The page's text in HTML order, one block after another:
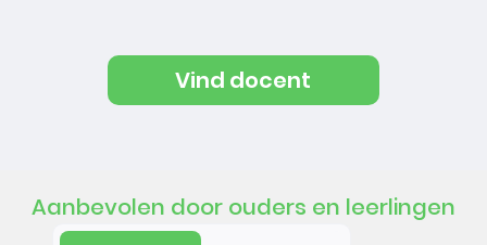
Vind docent
Aanbevolen door ouders en leerlingen